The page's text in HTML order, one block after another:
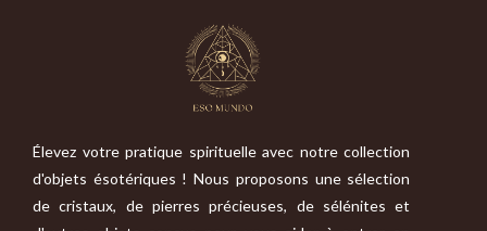
Élevez votre pratique spirituelle avec notre collection
d'objets ésotériques ! Nous proposons une sélection
de cristaux, de pierres précieuses, de sélénites et